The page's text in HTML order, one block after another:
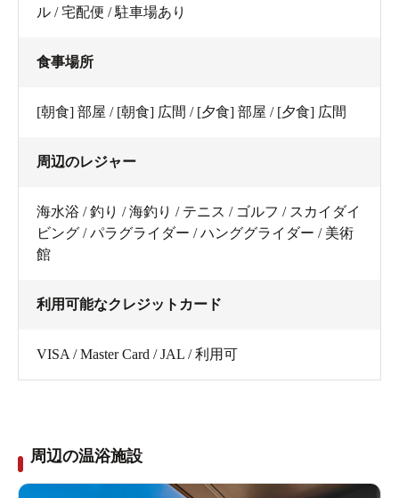
ル / 宅配便 / 駐車場あり
食事場所
[朝食] 部屋 / [朝食] 広間 / [夕食] 部屋 / [夕食] 広間
周辺のレジャー
海水浴 / 釣り / 海釣り / テニス / ゴルフ / スカイダイ
ビング / パラグライダー / ハンググライダー / 美術
館
利用可能なクレジットカード
VISA / Master Card / JAL / 利用可
周辺の温浴施設